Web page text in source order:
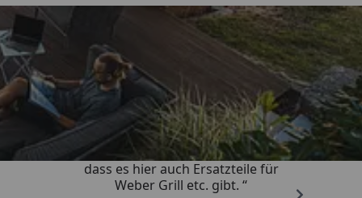
Trusted Shops
4,85/ 5
„Schnell und zuverlässig! Schön,
dass es hier auch Ersatzteile für
Weber Grill etc. gibt. “